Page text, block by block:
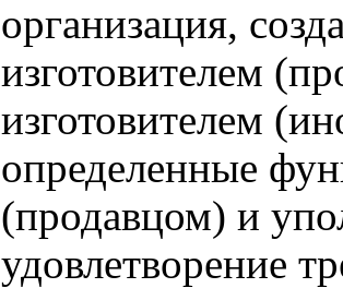
организация,
изготовителем
изготовителем
определенные
(продавцом) и
удовлетворение